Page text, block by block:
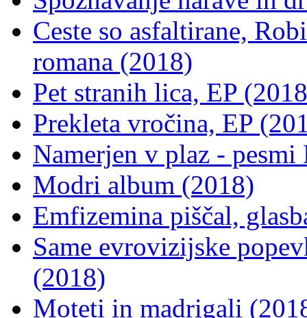
Ceste so asfaltirane,
romana (2018)
Pet stranih lica, EP
Prekleta vročina, EP
Namerjen v plaz - pesmi
Modri album (2018)
Emfizemina piščal,
Same evrovizijske
(2018)
Moteti in madrigali